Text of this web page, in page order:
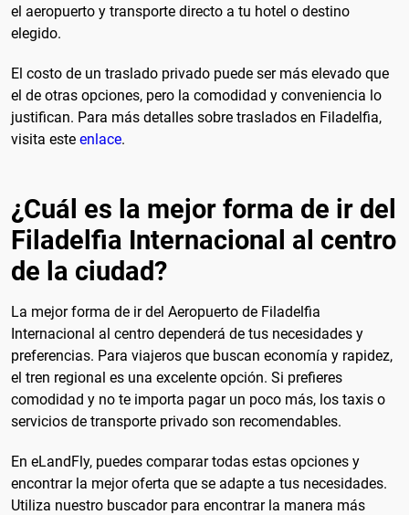
el aeropuerto y transporte directo a tu hotel o destino
elegido.
El costo de un traslado privado puede ser más elevado que
el de otras opciones, pero la comodidad y conveniencia lo
justifican. Para más detalles sobre traslados en Filadelfia,
visita este enlace.
¿Cuál es la mejor forma de ir del
Filadelfia Internacional al centro
de la ciudad?
La mejor forma de ir del Aeropuerto de Filadelfia
Internacional al centro dependerá de tus necesidades y
preferencias. Para viajeros que buscan economía y rapidez,
el tren regional es una excelente opción. Si prefieres
comodidad y no te importa pagar un poco más, los taxis o
servicios de transporte privado son recomendables.
En eLandFly, puedes comparar todas estas opciones y
encontrar la mejor oferta que se adapte a tus necesidades.
Utiliza nuestro buscador para encontrar la manera más